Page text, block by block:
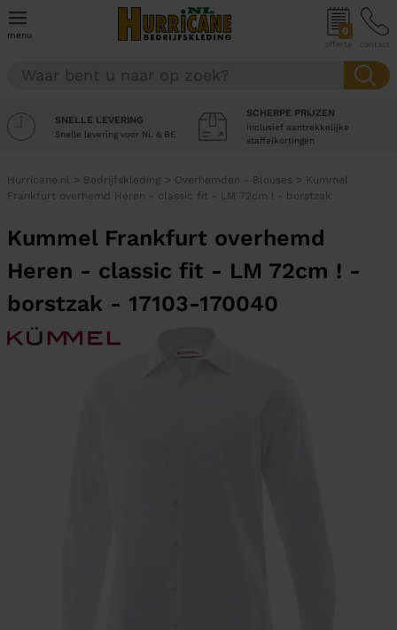
menu 0
offerte contact
SNELLE LEVERING
Snelle levering voor NL & BE
SCHERPE PRIJZEN
Inclusief aantrekkelijke
staffelkortingen
Hurricane.nl > Bedrijfskleding > Overhemden - Blouses > Kummel
Frankfurt overhemd Heren - classic fit - LM 72cm ! - borstzak
Kummel Frankfurt overhemd
Heren - classic fit - LM 72cm ! -
borstzak - 17103-170040